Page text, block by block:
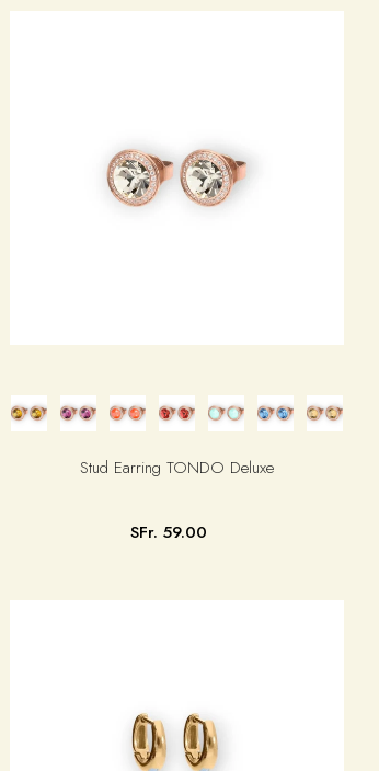
Stud Earring TONDO Deluxe
SFr. 59.00